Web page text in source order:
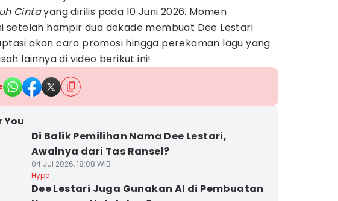
Cintayang dirilis pada 10 Juni 2026. Momen
setelah hampir dua dekade membuat Dee Lestari
akan cara promosi hingga perekaman lagu yang
lainnya di video berikut ini!
You
Di Balik Pemilihan Nama Dee Lestari,
Awalnya dari Tas Ransel?
04 Jul 2026, 18:08 WIB
Hype
Dee Lestari Juga Gunakan AI di Pembuatan